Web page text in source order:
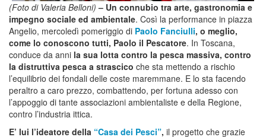
(Foto di Valeria Belloni) – Un connubio tra arte, gastronomia e
impegno sociale ed ambientale. Così la performance in piazza
Angelio, mercoledì pomeriggio di Paolo Fanciulli, o meglio,
come lo conoscono tutti, Paolo il Pescatore. In Toscana,
conduce da anni la sua lotta contro la pesca massiva, contro
la distruttiva pesca a strascico che sta mettendo a rischio
l’equilibrio dei fondali delle coste maremmane. E lo sta facendo
peraltro a caro prezzo, combattendo, per fortuna adesso con
l’appoggio di tante associazioni ambientaliste e della Regione,
contro l’industria ittica.
E’ lui l’ideatore della “Casa dei Pesci”, il progetto che grazie